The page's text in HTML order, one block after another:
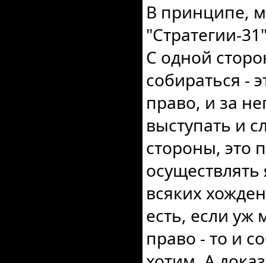
В принципе,
"Стратегии-
С одной
собираться -
право, и за
выступать и
стороны, это
всяких
есть, если уж
право - то и